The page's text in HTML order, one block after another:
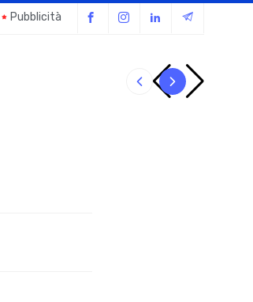
Pubblicità